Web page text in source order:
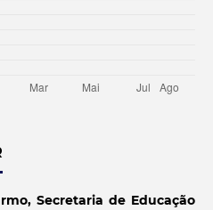
Secretaria de Educação